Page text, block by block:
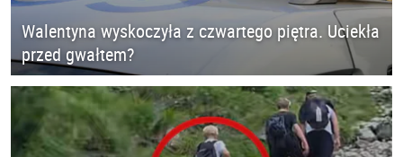
Walentyna wyskoczyła z czwartego piętra. Uciekła
przed gwałtem?